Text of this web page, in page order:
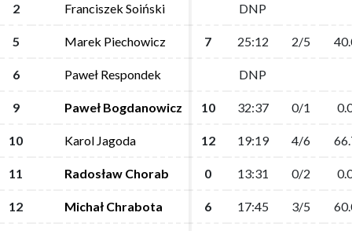
2 Franciszek Soiński DNP
5 Marek Piechowicz 7 25:12 2/5
6 Paweł Respondek DNP
9 Paweł Bogdanowicz 10 32:37 0/1
10 Karol Jagoda 12 19:19 4/6
11 Radosław Chorab 0 13:31 0/2
12 Michał Chrabota 6 17:45 3/5
2 Franciszek Soiński DNP
5 Marek Piechowicz 7 25:12 2/5
6 Paweł Respondek DNP
9 Paweł Bogdanowicz 10 32:37 0/1
10 Karol Jagoda 12 19:19 4/6
11 Radosław Chorab 0 13:31 0/2
12 Michał Chrabota 6 17:45 3/5